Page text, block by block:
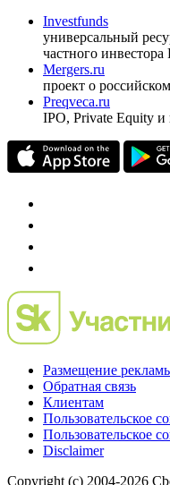
Investfunds
универсальный
частного инвестора
Mergers.ru
проект о
Preqveca.ru
IPO, Private Equity
Размещение
Обратная связь
Клиентам
Пользовательское
Пользовательское
Disclaimer
Copyright (c) 2004-2026